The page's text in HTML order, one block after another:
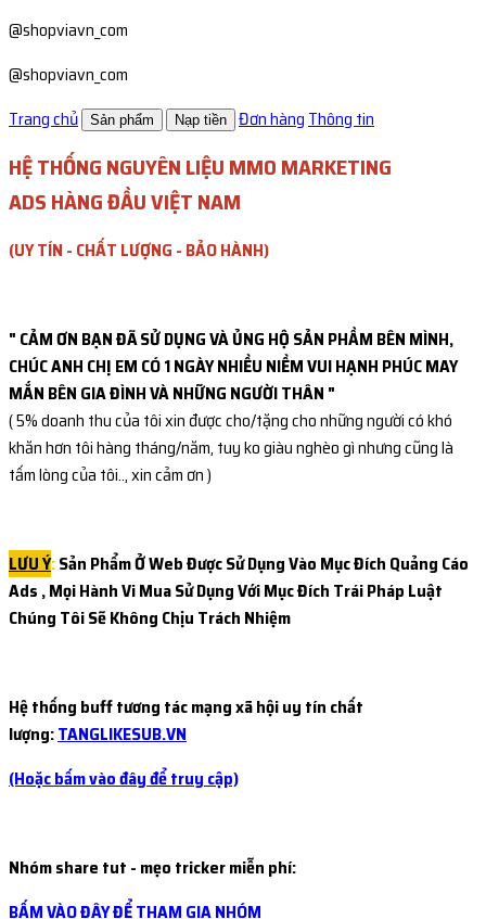
@shopviavn_com
@shopviavn_com
Trang chủ
Sản phẩm Nạp tiền Đơn hàng Thông tin
HỆ THỐNG NGUYÊN LIỆU MMO MARKETING
ADS HÀNG ĐẦU VIỆT NAM
(UY TÍN - CHẤT LƯỢNG - BẢO HÀNH)
" CẢM ƠN BẠN ĐÃ SỬ DỤNG VÀ ỦNG HỘ SẢN PHẦM BÊN MÌNH,
CHÚC ANH CHỊ EM CÓ 1 NGÀY NHIỀU NIỀM VUI HẠNH PHÚC MAY
MẮN BÊN GIA ĐÌNH VÀ NHỮNG NGƯỜI THÂN "
( 5% doanh thu của tôi xin được cho/tặng cho những người có khó
khăn hơn tôi hàng tháng/năm, tuy ko giàu nghèo gì nhưng cũng là
tấm lòng của tôi.., xin cảm ơn )
LƯU Ý:Sản Phẩm Ở Web Được Sử Dụng Vào Mục Đích Quảng Cáo
Ads , Mọi Hành Vi Mua Sử Dụng Với Mục Đích Trái Pháp Luật
Chúng Tôi Sẽ Không Chịu Trách Nhiệm
Hệ thống buff tương tác mạng xã hội uy tín chất
lượng:TANGLIKESUB.VN
(Hoặc bấm vào đây để truy cập)
Nhóm share tut - mẹo tricker miễn phí:
BẤM VÀO ĐÂY ĐỂ THAM GIA NHÓM